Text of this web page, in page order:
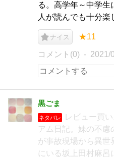
る。高学年～中学生
人が読んでも十分楽
ナイス ★11
コメント(0) 2021/
黒ごま
ネタバレ
レビュー買
アム日記。妹の不慮
が事故現場から異世
にいる坂上田村麻